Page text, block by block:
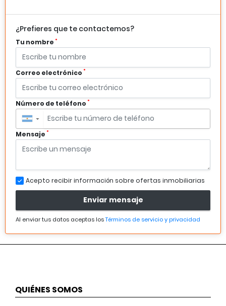
¿Prefieres que te contactemos?
Tu nombre *
Correo electrónico *
Número de teléfono *
▼
Mensaje *
Acepto recibir información sobre ofertas inmobiliarias
Enviar mensaje
Al enviar tus datos aceptas losTérminos de servicio y privacidad
QUIÉNES SOMOS